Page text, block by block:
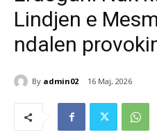
Lindjen e
ndalen
By admin02 16 Maj, 2026